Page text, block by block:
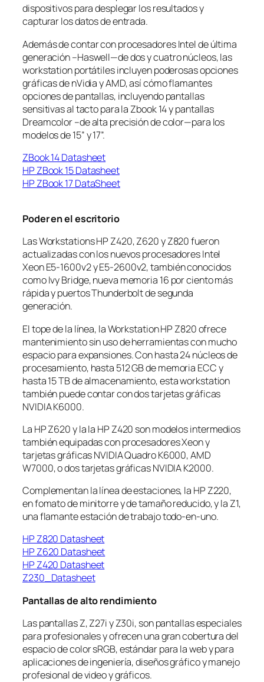
dispositivos para desplegar los resultados y
capturar los datos de entrada.
Además de contar con procesadores Intel de última
generación –Haswell—de dos y cuatro núcleos, las
workstation portátiles incluyen poderosas opciones
gráficas de nVidia y AMD, así cómo flamantes
opciones de pantallas, incluyendo pantallas
sensitivas al tacto para la Zbook 14 y pantallas
Dreamcolor –de alta precisión de color—para los
modelos de 15” y 17”.
ZBook 14 Datasheet
HP ZBook 15 Datasheet
HP ZBook 17 DataSheet
Poder en el escritorio
Las Workstations HP Z420, Z620 y Z820 fueron
actualizadas con los nuevos procesadores Intel
Xeon E5-1600v2 y E5-2600v2, también conocidos
como Ivy Bridge, nueva memoria 16 por ciento más
rápida y puertos Thunderbolt de segunda
generación.
El tope de la línea, la Workstation HP Z820 ofrece
mantenimiento sin uso de herramientas con mucho
espacio para expansiones. Con hasta 24 núcleos de
procesamiento, hasta 512 GB de memoria ECC y
hasta 15 TB de almacenamiento, esta workstation
también puede contar con dos tarjetas gráficas
NVIDIA K6000.
La HP Z620 y la la HP Z420 son modelos intermedios
también equipadas con procesadores Xeon y
tarjetas gráficas NVIDIA Quadro K6000, AMD
W7000, o dos tarjetas gráficas NVIDIA K2000.
Complementan la línea de estaciones, la HP Z220,
en fomato de minitorre y de tamaño reducido, y la Z1,
una flamante estación de trabajo todo-en-uno.
HP Z820 Datasheet
HP Z620 Datasheet
HP Z420 Datasheet
Z230_Datasheet
Pantallas de alto rendimiento
Las pantallas Z, Z27i y Z30i, son pantallas especiales
para profesionales y ofrecen una gran cobertura del
espacio de color sRGB, estándar para la web y para
aplicaciones de ingeniería, diseños gráfico y manejo
profesional de video y gráficos.